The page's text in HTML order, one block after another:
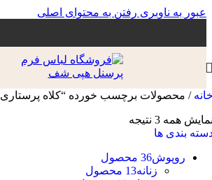
عبور به ناوبری رفتن به محتوای اصلی
/ محصولات برچسب خورده “کلاه پرستاری
همه 3 نتیجه
بندی ها
روپوش36 محصول
زنانه13 محصول